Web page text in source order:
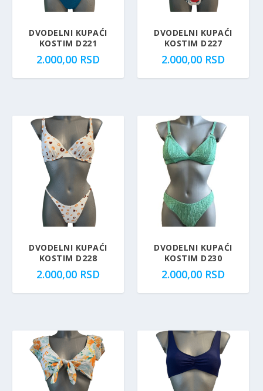
DVODELNI KUPAĆI
KOSTIM D221
2.000,00 RSD
DVODELNI KUPAĆI
KOSTIM D227
2.000,00 RSD
DVODELNI KUPAĆI
KOSTIM D228
2.000,00 RSD
DVODELNI KUPAĆI
KOSTIM D230
2.000,00 RSD